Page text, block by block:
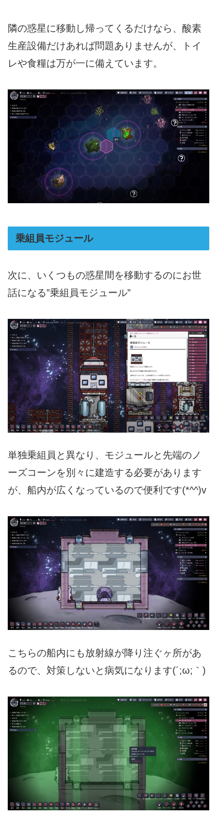
隣の惑星に移動し帰ってくるだけなら、酸素
生産設備だけあれば問題ありませんが、トイ
レや食糧は万が一に備えています。
乗組員モジュール
次に、いくつもの惑星間を移動するのにお世
話になる”乗組員モジュール”
単独乗組員と異なり、モジュールと先端のノ
ーズコーンを別々に建造する必要があります
が、船内が広くなっているので便利です(*^^)v
こちらの船内にも放射線が降り注ぐヶ所があ
るので、対策しないと病気になります(´;ω;｀)